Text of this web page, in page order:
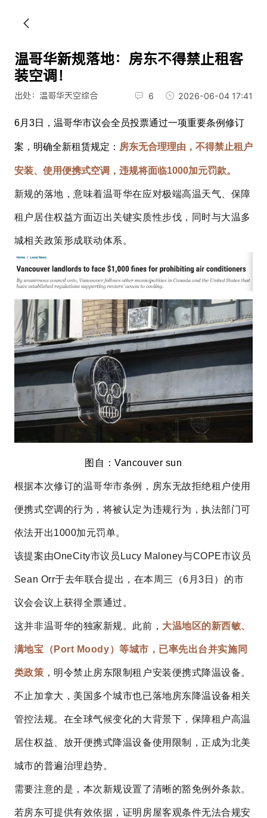
温哥华新规落地：房东不得禁止租客
装空调！
出处：温哥华天空综合 6 2026-06-04 17:41
6月3日，温哥华市议会全员投票通过一项重要条例修订
案，明确全新租赁规定： 房东无合理理由，不得禁止租户
安装、使用便携式空调，违规将面临1000加元罚款。
新规的落地，意味着温哥华在应对极端高温天气、保障
租户居住权益方面迈出关键实质性步伐，同时与大温多
城相关政策形成联动体系。
图自：Vancouver sun
根据本次修订的温哥华市条例，房东无故拒绝租户使用
便携式空调的行为，将被认定为违规行为，执法部门可
依法开出1000加元罚单。
该提案由OneCity市议员Lucy Maloney与COPE市议员
Sean Orr于去年联合提出，在本周三（6月3日）的市
议会会议上获得全票通过。
这并非温哥华的独家新规。此前， 大温地区的新西敏、
满地宝（Port Moody）等城市，已率先出台并实施同
类政策 ，明令禁止房东限制租户安装便携式降温设备。
不止加拿大，美国多个城市也已落地房东降温设备相关
管控法规。在全球气候变化的大背景下，保障租户高温
居住权益、放开便携式降温设备使用限制，正成为北美
城市的普遍治理趋势。
需要注意的是，本次新规设置了清晰的豁免例外条款。
若房东可提供有效依据，证明房屋客观条件无法合规安